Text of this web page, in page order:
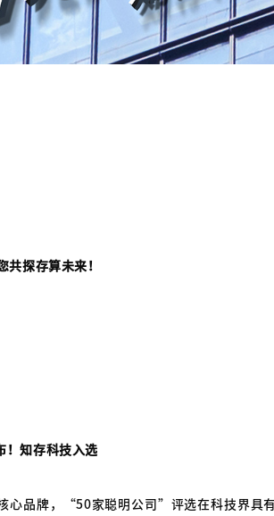
共探存算未来！
！知存科技入选
心品牌，“50家聪明公司”评选在科技界具